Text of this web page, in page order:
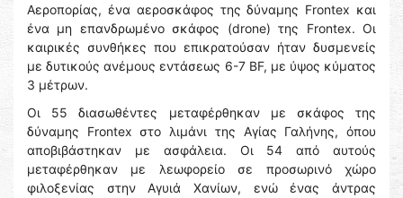
Αεροπορίας, ένα αεροσκάφος της δύναμης Frontex και
ένα μη επανδρωμένο σκάφος (drone) της Frontex. Οι
καιρικές συνθήκες που επικρατούσαν ήταν δυσμενείς
με δυτικούς ανέμους εντάσεως 6-7 BF, με ύψος κύματος
3 μέτρων.
Οι 55 διασωθέντες μεταφέρθηκαν με σκάφος της
δύναμης Frontex στο λιμάνι της Αγίας Γαλήνης, όπου
αποβιβάστηκαν με ασφάλεια. Οι 54 από αυτούς
μεταφέρθηκαν με λεωφορείο σε προσωρινό χώρο
φιλοξενίας στην Αγυιά Χανίων, ενώ ένας άντρας